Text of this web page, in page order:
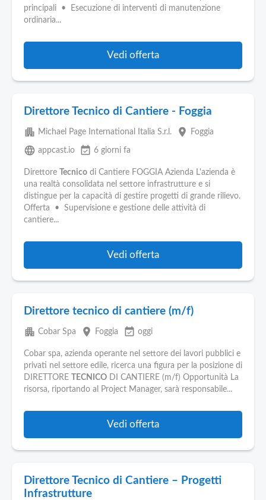
Offerte
Aziende
principali • Esecuzione di interventi di manutenzione
ordinaria...
Vedi offerta
Direttore Tecnico di Cantiere - Foggia
apartment Michael Page International Italia S.r.l. place Foggia
language appcast.io event_available 6 giorni fa
Direttore Tecnico di Cantiere FOGGIA Azienda L'azienda è
una realtà consolidata nel settore infrastrutture e si
distingue per la capacità di gestire progetti di grande rilievo.
Offerta • Supervisione e gestione delle attività di
cantiere...
Vedi offerta
Direttore tecnico di cantiere (m/f)
apartment Cobar Spa place Foggia event_available oggi
Cobar spa, azienda operante nel settore dei lavori pubblici e
privati nel settore edile, ricerca una figura per la posizione di
DIRETTORE
TECNICO DI CANTIERE (m/f) Opportunità La
risorsa, riportando al Project Manager, sarà responsabile...
Vedi offerta
Direttore Tecnico di Cantiere – Progetti
Infrastrutture